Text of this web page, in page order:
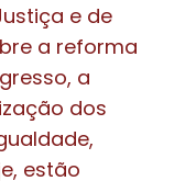
e de
a reforma
a
dos
estão